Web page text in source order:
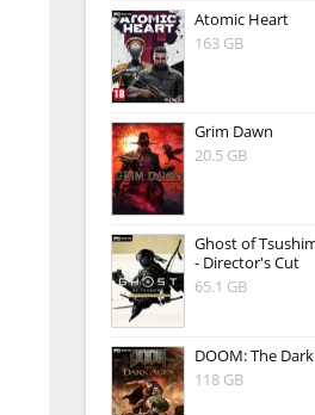
Atomic Heart
163 GB
Grim Dawn
20.5 GB
Ghost of
- Director's Cut
65.1 GB
DOOM: The
118 GB